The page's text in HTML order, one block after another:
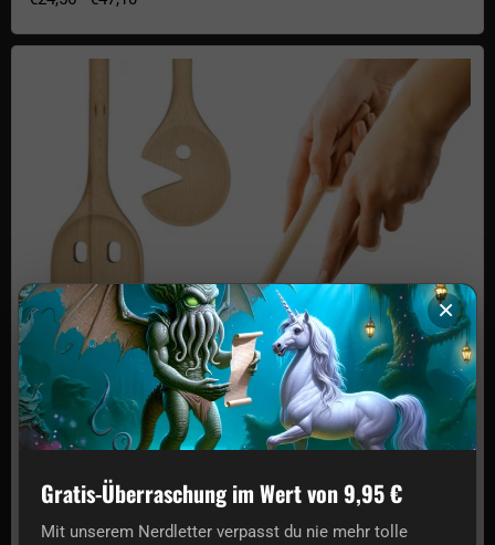
Arcade Holzlöffel Set
×
Gratis-Überraschung im Wert von 9,95 €
Mit unserem Nerdletter verpasst du nie mehr tolle